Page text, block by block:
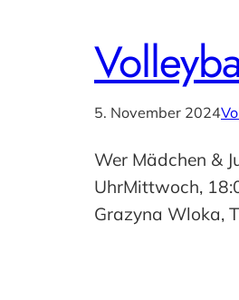
5. November 2024
Wer Mädchen &
UhrMittwoch,
Grazyna Wloka,